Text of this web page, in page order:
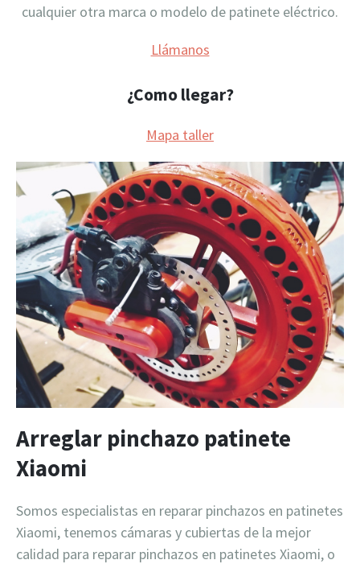
cualquier otra marca o modelo de patinete eléctrico.
Llámanos
¿Como llegar?
Mapa taller
Arreglar pinchazo patinete
Xiaomi
Somos especialistas en reparar pinchazos en patinetes
Xiaomi, tenemos cámaras y cubiertas de la mejor
calidad para reparar pinchazos en patinetes Xiaomi, o